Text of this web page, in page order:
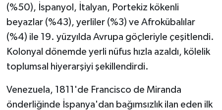
(%50), İspanyol, İtalyan, Portekiz kökenli
beyazlar (%43), yerliler (%3) ve Afrokübalılar
(%4) ile 19. yüzyılda Avrupa göçleriyle çeşitlendi.
Kolonyal dönemde yerli nüfus hızla azaldı, kölelik
toplumsal hiyerarşiyi şekillendirdi.
Venezuela, 1811'de Francisco de Miranda
önderliğinde İspanya'dan bağımsızlık ilan eden ilk